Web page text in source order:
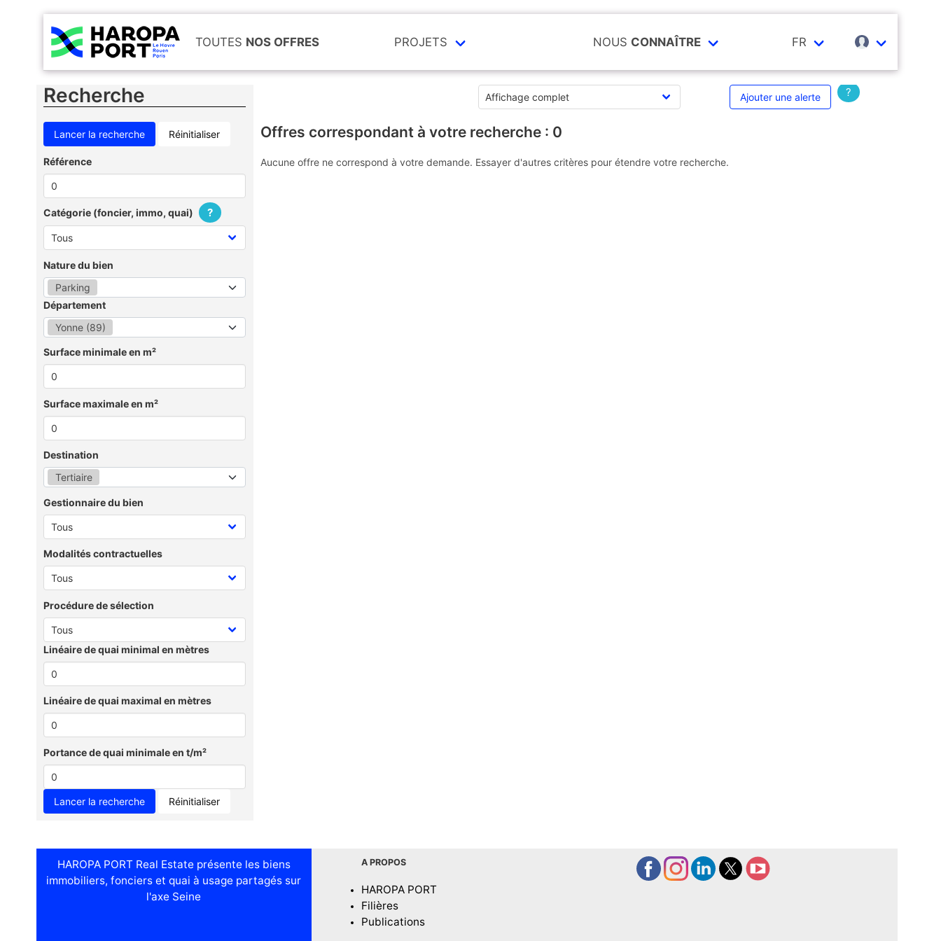
TOUTES NOS OFFRES PROJETS NOUS CONNAÎTRE FR
Recherche
Réinitialiser
Référence
Catégorie (foncier, immo, quai) ?
Nature du bien
Parking
Département
Yonne (89)
Surface minimale en m²
Surface maximale en m²
Destination
Tertiaire
Gestionnaire du bien
Modalités contractuelles
Procédure de sélection
Linéaire de quai minimal en mètres
Linéaire de quai maximal en mètres
Portance de quai minimale en t/m²
Réinitialiser
Ajouter une alerte ?
Offres correspondant à votre recherche : 0
Aucune offre ne correspond à votre demande. Essayer d'autres critères pour étendre votre recherche.
HAROPA PORT Real Estate présente les biens
immobiliers, fonciers et quai à usage partagés sur
l'axe Seine
A PROPOS
HAROPA PORT
Filières
Publications